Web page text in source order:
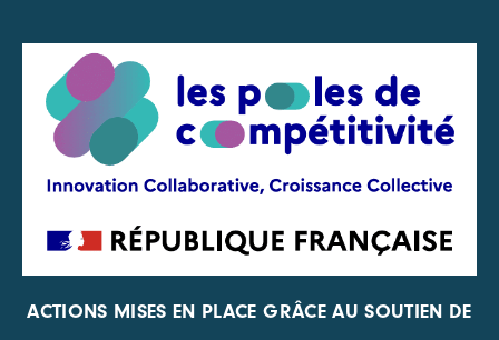
ACTIONS MISES EN PLACE GRÂCE AU SOUTIEN DE